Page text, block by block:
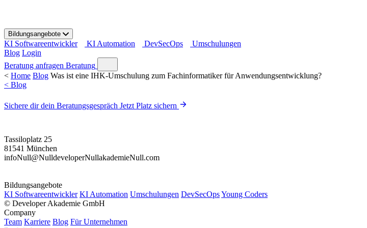
t
o
c
o
n
t
n
Bildungsangebote
KI Softwareentwickler KI Automation DevSecOps
Umschulungen
Blog Login
Beratung anfragen Beratung
< Home Blog Was ist eine IHK-Umschulung zum Fachinformatiker für Anwendungsentwicklung?
< Blog
Sichere dir dein Beratungsgespräch Jetzt Platz sichern
Tassiloplatz 25
81541 München
infoNull@NulldeveloperNullakademieNull.com
Bildungsangebote
KI Softwareentwickler KI Automation Umschulungen DevSecOpsYoung Coders
© Developer Akademie GmbH
Company
Team Karriere Blog Für Unternehmen